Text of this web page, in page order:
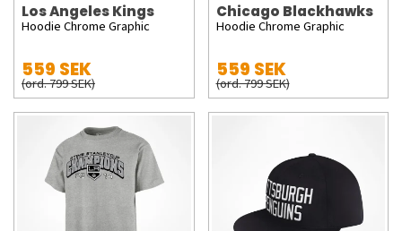
Los Angeles Kings
Hoodie Chrome Graphic
559 SEK
(ord. 799 SEK)
Chicago Blackhawks
Hoodie Chrome Graphic
559 SEK
(ord. 799 SEK)